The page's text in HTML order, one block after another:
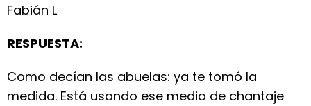
Fabián L
RESPUESTA:
Como decían las abuelas: ya te tomó la
medida. Está usando ese medio de chantaje